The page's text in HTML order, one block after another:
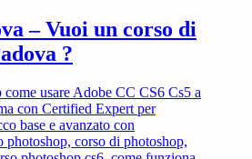
– Vuoi un corso di
?